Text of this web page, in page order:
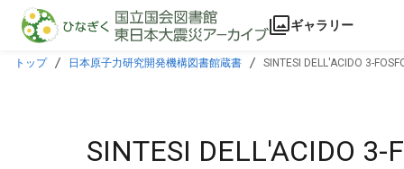
本文に飛ぶ
ギャラリー
トップ 日本原子力研究開発機構図書館蔵書 SINTESI DELL'ACIDO 3-
SINTESI DELL'ACIDO 3-